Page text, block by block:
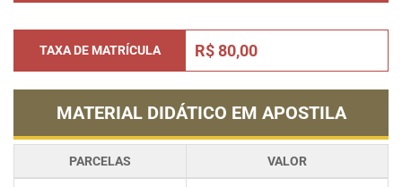
TAXA DE MATRÍCULA R$ 80,00
MATERIAL DIDÁTICO EM APOSTILA
PARCELAS VALOR